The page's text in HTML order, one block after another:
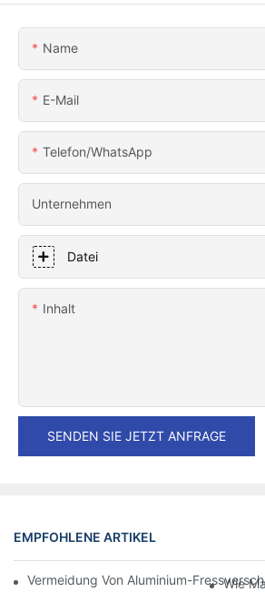
Name
E-Mail
Telefon/WhatsApp
Unternehmen
Datei
Inhalt
SENDEN SIE JETZT ANFRAGE
EMPFOHLENE ARTIKEL
Vermeidung Von Aluminium- Wie